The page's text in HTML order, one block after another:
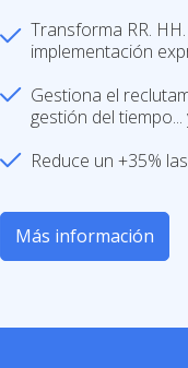
Transforma RR.
implementación
Gestiona el
gestión del
Reduce un +35%
Más información